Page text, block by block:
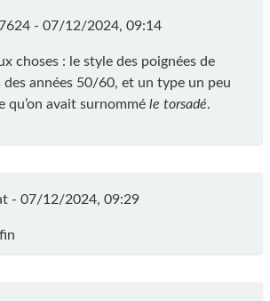
- 07/12/2024, 09:14
choses : le style des poignées de
des années 50/60, et un type un peu
qu’on avait surnommé le torsadé.
- 07/12/2024, 09:29